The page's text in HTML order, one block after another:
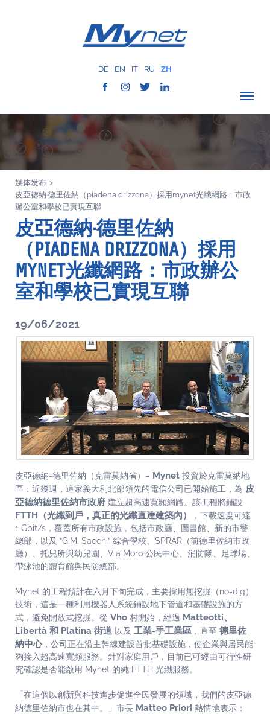
DE EN IT RU ZH
驗證覆蓋範圍
公司
网络服务
服务
MYNET
以往案例
通讯
联系我们
媒体发布 >
皮亞德納·德里佐納（piadena drizzona）採用mynet光纖網路：市政
辦公室和學校已實現互聯
皮亞德納·德里佐納
（PIADENA DRIZZONA）採用
MYNET光纖網路：市政辦公
室和學校已實現互聯
19/06/2021
皮亞德納-德里佐納（克雷莫納省）– Mynet 投資於克雷莫納地
區：近幾週，這家義大利北部領先的電信公司已開始施工，為 皮
亞德納德里佐納市政府 建立超高速寬頻網路。該工程將鋪設
FTTH（光纖到戶，真正的光纖直達建築內）
，下載速度可達
1 Gbit/s，覆蓋所有市政設施，包括市政廳、圖書館、新的市警
總部，以及 “G.M. Sacchi” 綜合學校、SPRAR（前德里佐納市政
廳）、托兒所與幼兒園、Via Moro 公民中心、消防隊、足球場、
帶泳池的體育館與民防總部。
Mynet 的工程預計在六月下旬完成，主要採用無挖掘（no-dig）
技術，這是一種利用機器人系統鋪設地下管道和基礎設施的方
式，避免開放式挖掘。從 Vho 村開始，經過 Matteotti、
Libertà 和 Platina 街道 以及 工業-手工業區 ，直至 德里佐
納中心，公司正在沿主幹線建設首批基礎設施，使企業與居民能
夠接入超高速寬頻服務。針對家庭用戶，目前已可經由可行性研
究確認是否能啟用 Mynet 的純 FTTH 光纖服務。
「在這個以創新與科技進步促進全民發展的領域，我們的皮亞德
納德里佐納市也在其中。」市長 Matteo Priori 熱情地表示：